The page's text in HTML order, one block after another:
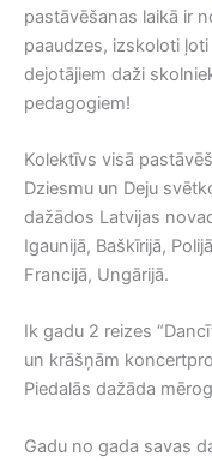
pastāvēšanas laikā ir
paaudzes, izskoloti
dejotājiem daži
pedagogiem!
Kolektīvs visā
Dziesmu un Deju
dažādos Latvijas
Igaunijā, Baškīrijā,
Francijā, Ungārijā.
Ik gadu 2 reizes
un krāšņām
Piedalās dažāda
Gadu no gada savas